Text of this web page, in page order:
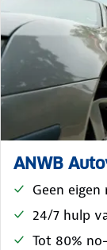
ANWB
Geen eigen
24/7 hulp
Tot 80%